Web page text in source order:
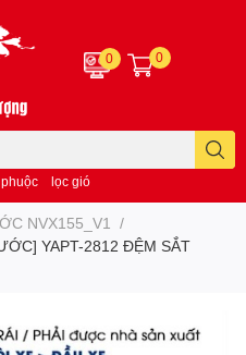
phuộc lọc gió
0 0
NVX155_V1
/
YAPT-2812 ĐỆM SẮT